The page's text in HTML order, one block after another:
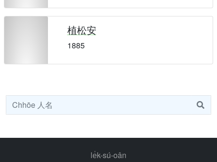
植松安
1885
le̍k-sú-oân